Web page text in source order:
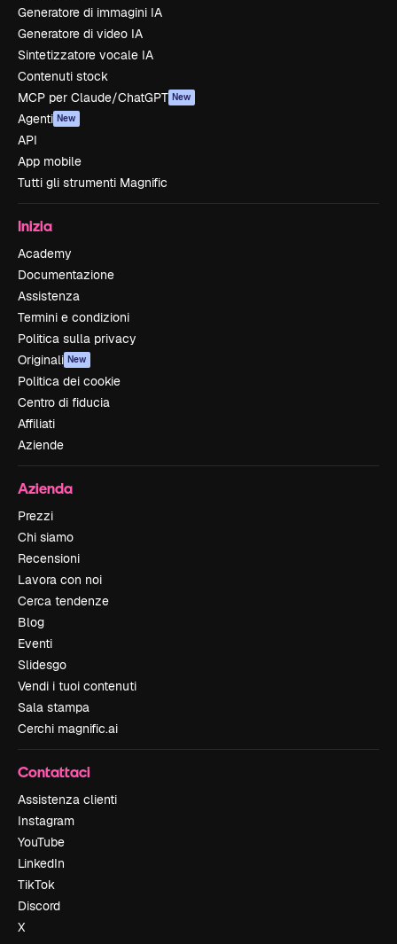
Generatore di immagini IA
Generatore di video IA
Sintetizzatore vocale IA
Contenuti stock
MCP per Claude/ChatGPT New
Agenti New
API
App mobile
Tutti gli strumenti Magnific
Inizia
Academy
Documentazione
Assistenza
Termini e condizioni
Politica sulla privacy
Originali New
Politica dei cookie
Centro di fiducia
Affiliati
Aziende
Azienda
Prezzi
Chi siamo
Recensioni
Lavora con noi
Cerca tendenze
Blog
Eventi
Slidesgo
Vendi i tuoi contenuti
Sala stampa
Cerchi magnific.ai
Contattaci
Assistenza clienti
Instagram
YouTube
LinkedIn
TikTok
Discord
X